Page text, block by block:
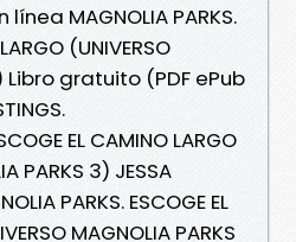
MAGNOLIA PARKS.
(UNIVERSO
Libro gratuito (PDF ePub
EL CAMINO LARGO
PARKS 3) JESSA
PARKS. ESCOGE EL
MAGNOLIA PARKS